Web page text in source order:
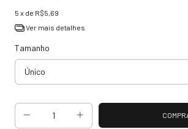
5 x de R$5,69
Ver mais detalhes
Tamanho